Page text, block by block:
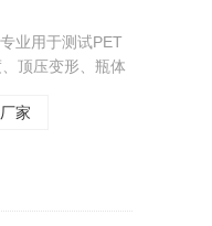
业用于测试PET
顶压变形、瓶体
家